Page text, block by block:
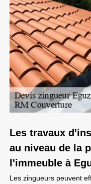
Les travaux
au niveau de la
l'immeuble à
Les zingueurs peuvent